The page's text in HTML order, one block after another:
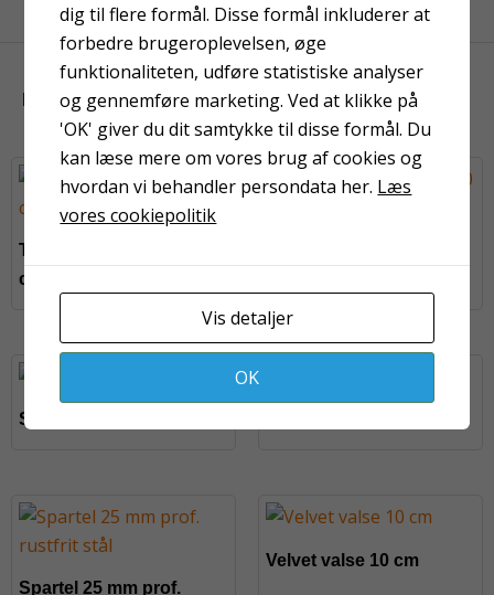
KUNDER HAR OGSÅ KIGGET PÅ
Teleskopskaft 120-200
cm
Sprossepensel nr. 10
Spartel 25 mm prof.
Velvet valse 10 cm
dig til flere formål. Disse formål inkluderer at
forbedre brugeroplevelsen, øge
funktionaliteten, udføre statistiske analyser
og gennemføre marketing. Ved at klikke på
'OK' giver du dit samtykke til disse formål. Du
kan læse mere om vores brug af cookies og
hvordan vi behandler persondata her. Læs
vores cookiepolitik
Vis detaljer
OK